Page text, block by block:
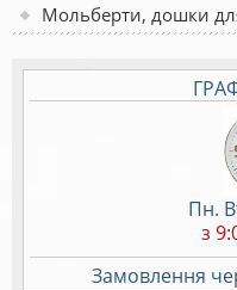
Мольберти, дошки
Пн.
з
Замовлення